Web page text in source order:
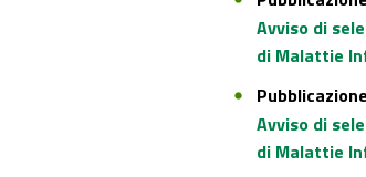
Avviso di
di Malattie
Pubblicazione
Avviso di
di Malattie